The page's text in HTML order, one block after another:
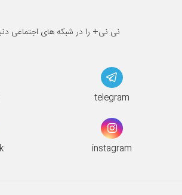
نی نی+ را در شبکه های اجتماعی
telegram
instagram